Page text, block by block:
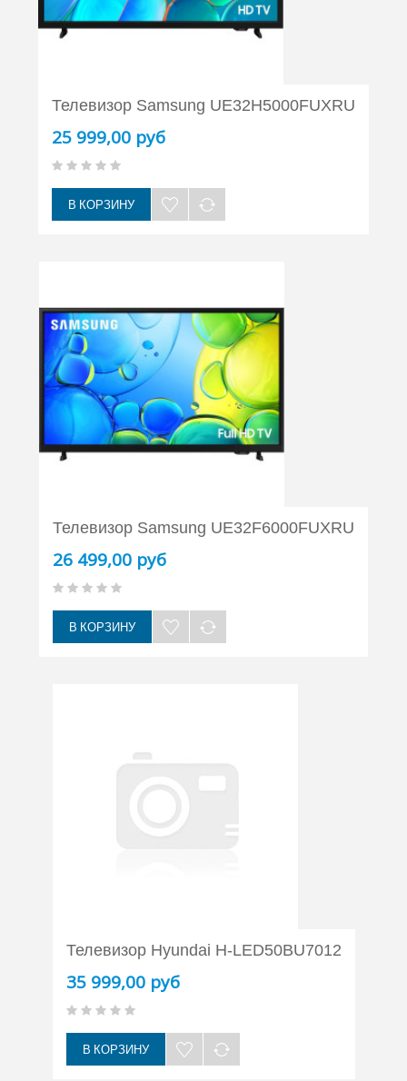
Телевизор Samsung UE32H5000FUXRU
25 999,00 руб
В КОРЗИНУ
Телевизор Samsung UE32F6000FUXRU
26 499,00 руб
В КОРЗИНУ
Телевизор Hyundai H-LED50BU7012
35 999,00 руб
В КОРЗИНУ